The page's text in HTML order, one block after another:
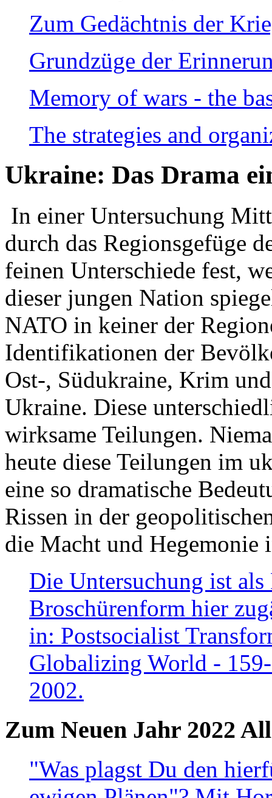
Zum Gedächtnis der
Grundzüge der
Memory of wars - the
The strategies and
Ukraine: Das Drama
In einer Untersuchung
durch das Regionsgefüge
feinen Unterschiede fest,
dieser jungen Nation
NATO in keiner der
Identifikationen der
Ost-, Südukraine, Krim
Ukraine. Diese
wirksame Teilungen.
heute diese Teilungen im
eine so dramatische
Rissen in der
die Macht und Hegemonie
Die Untersuchung ist
Broschürenform hier
in: Postsocialist
Globalizing World -
2002.
Zum Neuen Jahr 2022
"Was plagst Du den